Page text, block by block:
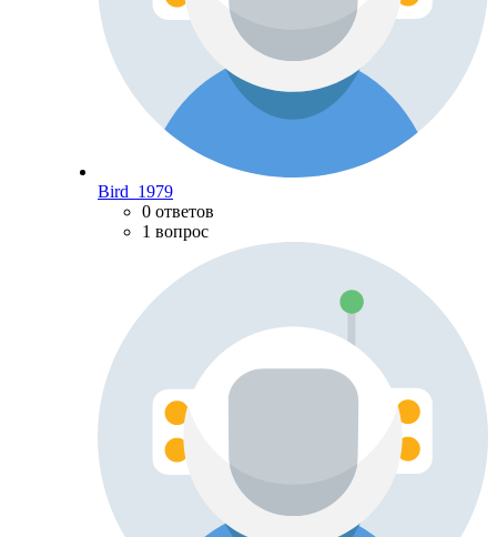
Bird_1979
0 ответов
1 вопрос